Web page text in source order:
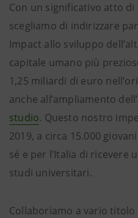
Con un significativo atto
scegliamo di indirizzare
Impact allo sviluppo
capitale umano più
1,25 miliardi di euro
anche all’ampliamento
studio. Questo nostro
2019, a circa 15.000
sé e per l’Italia di ricevere
studi universitari.
Collaboriamo a vario